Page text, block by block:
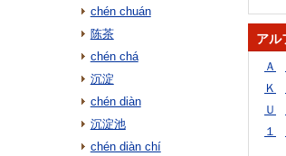
chén chuán
陈茶
chén chá
沉淀
chén diàn
沉淀池
chén diàn chí
アル
Ａ
Ｋ
Ｕ
１